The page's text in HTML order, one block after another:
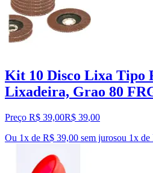
Kit 10 Disco Lixa Tipo
Lixadeira, Grao 80
Preço R$ 39,00R$ 39,00
Ou 1x de R$ 39,00 sem jurosou 1x de